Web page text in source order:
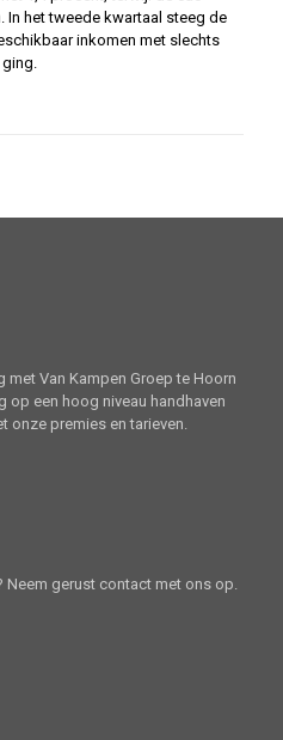
In het tweede kwartaal steeg de
inkomen met slechts
Van Kampen Groep te Hoorn
op een hoog niveau handhaven
onze premies en tarieven.
Neem gerust contact met ons op.